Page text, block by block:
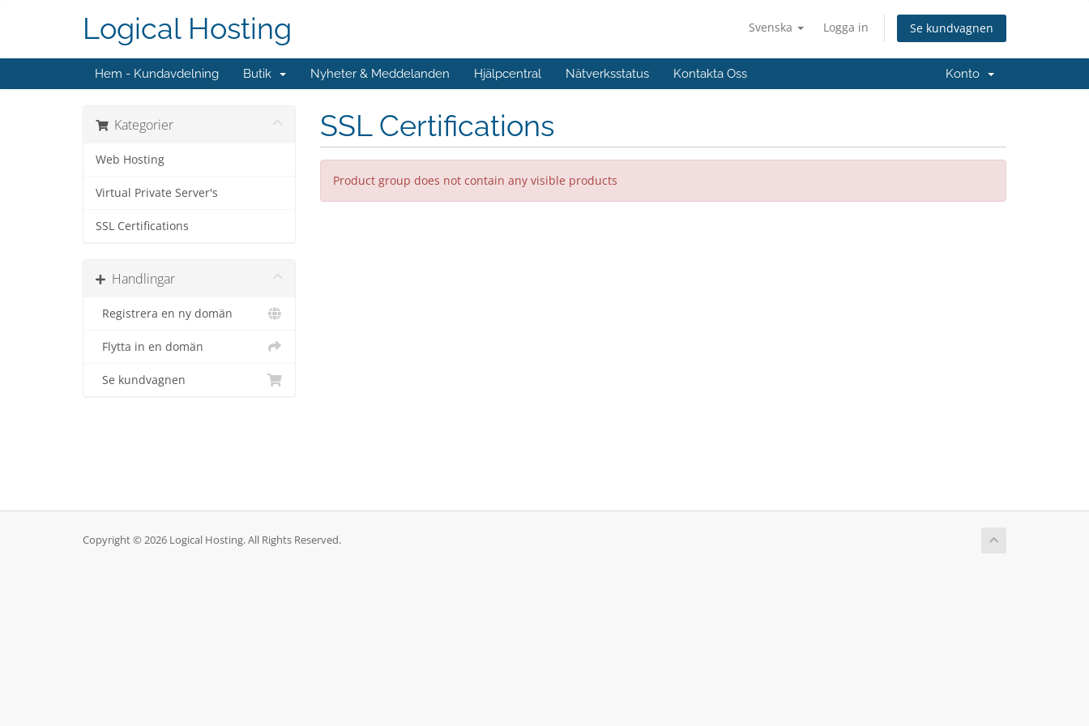
Svenska Logga in Se kundvagnen
Logical Hosting
Hem - Kundavdelning Butik Nyheter & Meddelanden Hjälpcentral Nätverksstatus Kontakta Oss Konto
Kategorier
Web Hosting
Virtual Private Server's
SSL Certifications
Handlingar
Registrera en ny domän
Flytta in en domän
Se kundvagnen
SSL Certifications
Product group does not contain any visible products
Copyright © 2026 Logical Hosting. All Rights Reserved.